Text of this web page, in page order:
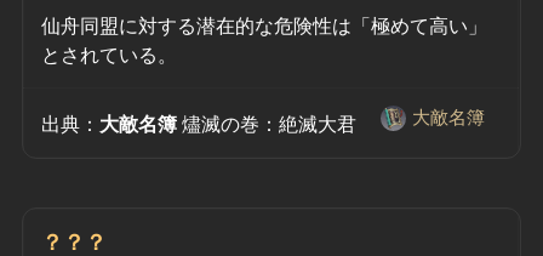
仙舟同盟に対する潜在的な危険性は「極めて高い」
とされている。
出典： 大敵名簿 燼滅の巻：絶滅大君 大敵名簿
？？？